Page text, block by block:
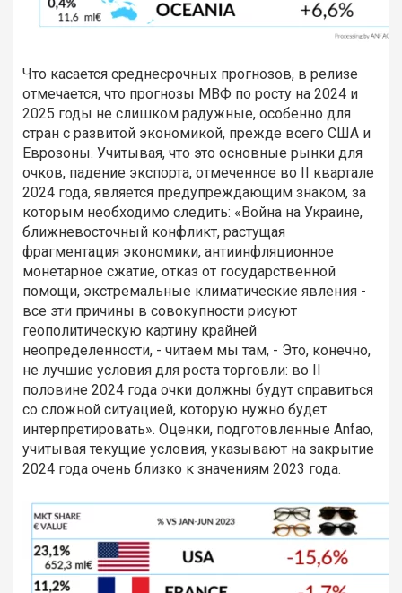
Что касается среднесрочных прогнозов, в релизе
отмечается, что прогнозы МВФ по росту на 2024 и
2025 годы не слишком радужные, особенно для
стран с развитой экономикой, прежде всего США и
Еврозоны. Учитывая, что это основные рынки для
очков, падение экспорта, отмеченное во II квартале
2024 года, является предупреждающим знаком, за
которым необходимо следить: «Война на Украине,
ближневосточный конфликт, растущая
фрагментация экономики, антиинфляционное
монетарное сжатие, отказ от государственной
помощи, экстремальные климатические явления -
все эти причины в совокупности рисуют
геополитическую картину крайней
неопределенности, - читаем мы там, - Это, конечно,
не лучшие условия для роста торговли: во II
половине 2024 года очки должны будут справиться
со сложной ситуацией, которую нужно будет
интерпретировать». Оценки, подготовленные Anfao,
учитывая текущие условия, указывают на закрытие
2024 года очень близко к значениям 2023 года.